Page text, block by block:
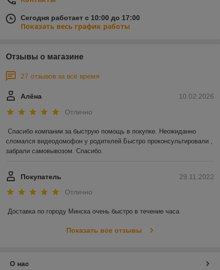
Сегодня работает с 10:00 до 17:00
Показать весь график работы
Отзывы о магазине
27 отзывов за всё время
10.02.2026
Алёна
Отлично
Спасибо компании за быструю помощь в покупке. Неожиданно
сломался видеодомофон у родителей.Быстро проконсультировали ,
забрали самовывозом. Спасибо.
29.11.2022
Покупатель
Отлично
Доставка по городу Минска очень быстро в течение часа
Показать все отзывы
О нас